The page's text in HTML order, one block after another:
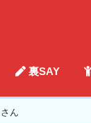
裏SAY
さん